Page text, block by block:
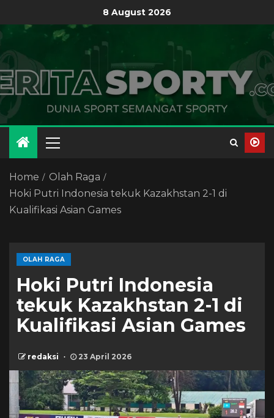
8 August 2026
Home
Olah Raga
Hoki Putri Indonesia tekuk Kazakhstan 2-1 di
Kualifikasi Asian Games
OLAH RAGA
Hoki Putri Indonesia
tekuk Kazakhstan 2-1 di
Kualifikasi Asian Games
redaksi 23 April 2026